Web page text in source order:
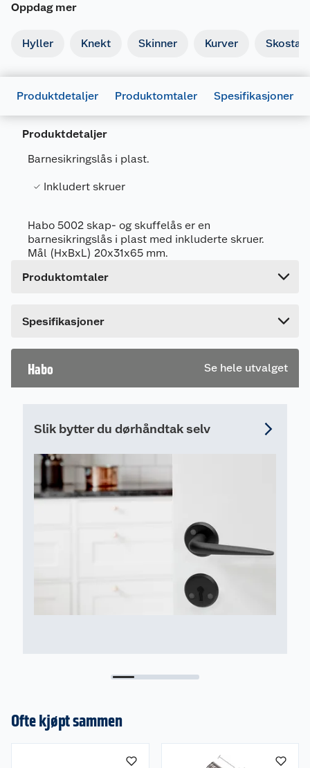
Oppdag mer
Hyller Knekt Skinner Kurver
Produktdetaljer Produktomtaler Spesifikasjoner
Produktdetaljer
Barnesikringslås i plast.
Inkludert skruer
Habo 5002 skap- og skuffelås er en
barnesikringslås i plast med inkluderte skruer.
Mål (HxBxL) 20x31x65 mm.
Produktomtaler
Dette produktet har ikke fått noen omtale ennå.
en omtale.
Spesifikasjoner
Artikkelnummer
Leverandørens artikkelnummer
Forpakningsmål
Bruttovekt
0.044 kg
Høyde
Lengde
Habo Se hele utvalget
Slik bytter du dørhåndtak selv
Ofte kjøpt sammen
Om oss